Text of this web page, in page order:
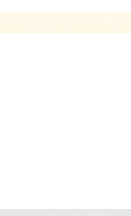
ティングとアウトドア アク